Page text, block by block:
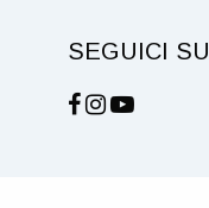
SEGUICI SU